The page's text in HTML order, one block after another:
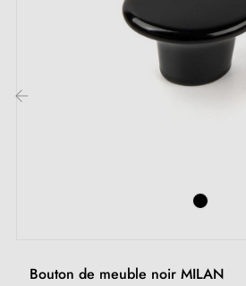
son ton doux et poudré, parfait
ambiance élégante et délicate. Elle
parfaitement avec des meubles de
sur la boutique Milla Poignées.
Bouton de meuble noir MILAN